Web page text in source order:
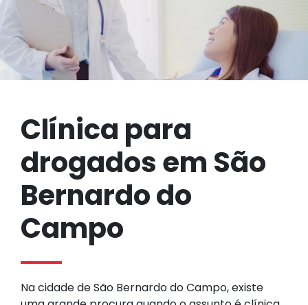
Clínica para
drogados em São
Bernardo do
Campo
Na cidade de São Bernardo do Campo, existe